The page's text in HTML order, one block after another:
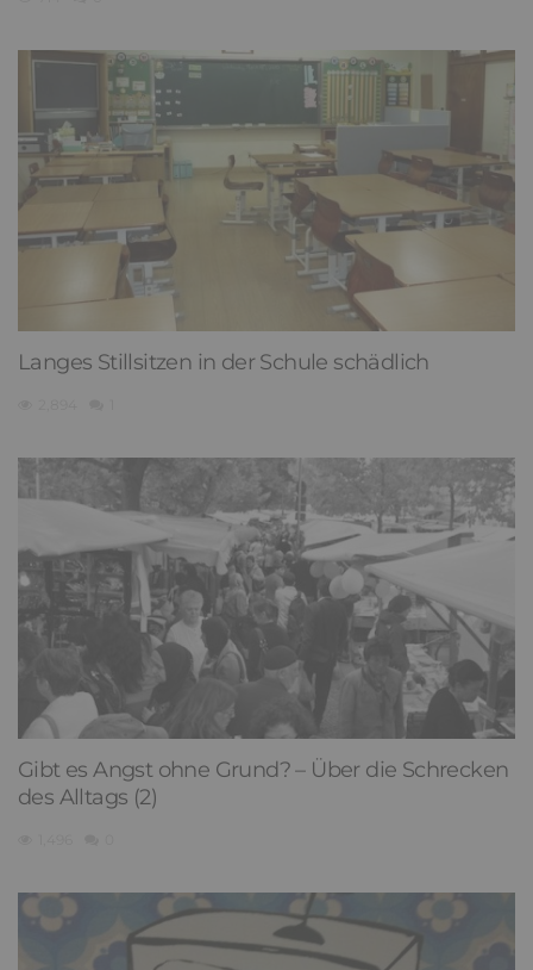
Langes Stillsitzen in der Schule schädlich
Gibt es Angst ohne Grund? – Über die Schrecken
des Alltags (2)